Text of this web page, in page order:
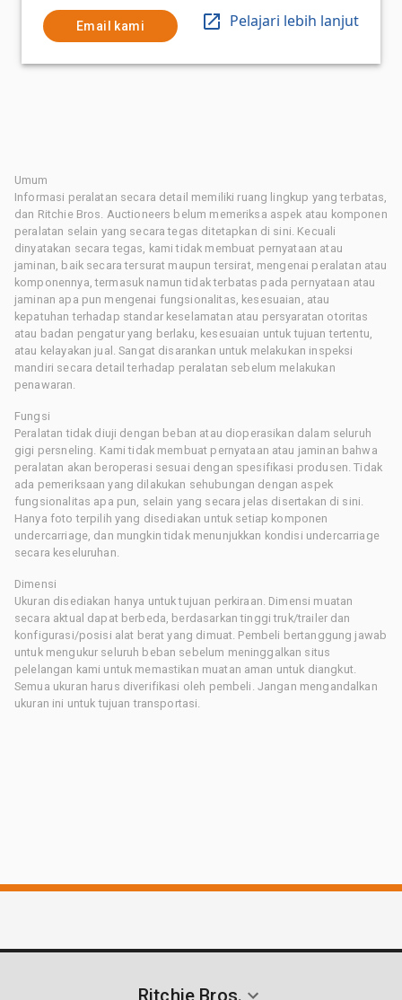
Email kami Pelajari lebih lanjut
Umum
Informasi peralatan secara detail memiliki ruang lingkup yang terbatas,
dan Ritchie Bros. Auctioneers belum memeriksa aspek atau komponen
peralatan selain yang secara tegas ditetapkan di sini. Kecuali
dinyatakan secara tegas, kami tidak membuat pernyataan atau
jaminan, baik secara tersurat maupun tersirat, mengenai peralatan atau
komponennya, termasuk namun tidak terbatas pada pernyataan atau
jaminan apa pun mengenai fungsionalitas, kesesuaian, atau
kepatuhan terhadap standar keselamatan atau persyaratan otoritas
atau badan pengatur yang berlaku, kesesuaian untuk tujuan tertentu,
atau kelayakan jual. Sangat disarankan untuk melakukan inspeksi
mandiri secara detail terhadap peralatan sebelum melakukan
penawaran.
Fungsi
Peralatan tidak diuji dengan beban atau dioperasikan dalam seluruh
gigi persneling. Kami tidak membuat pernyataan atau jaminan bahwa
peralatan akan beroperasi sesuai dengan spesifikasi produsen. Tidak
ada pemeriksaan yang dilakukan sehubungan dengan aspek
fungsionalitas apa pun, selain yang secara jelas disertakan di sini.
Hanya foto terpilih yang disediakan untuk setiap komponen
undercarriage, dan mungkin tidak menunjukkan kondisi undercarriage
secara keseluruhan.
Dimensi
Ukuran disediakan hanya untuk tujuan perkiraan. Dimensi muatan
secara aktual dapat berbeda, berdasarkan tinggi truk/trailer dan
konfigurasi/posisi alat berat yang dimuat. Pembeli bertanggung jawab
untuk mengukur seluruh beban sebelum meninggalkan situs
pelelangan kami untuk memastikan muatan aman untuk diangkut.
Semua ukuran harus diverifikasi oleh pembeli. Jangan mengandalkan
ukuran ini untuk tujuan transportasi.
Ritchie Bros.